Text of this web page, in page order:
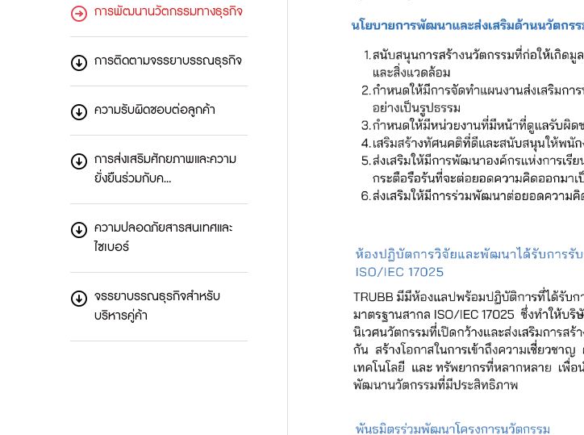
การพัฒนานวัตกรรมทางธุรกิจ
การติดตามจรรยาบรรณธุรกิจ
ความรับผิดชอบต่อลูกค้า
การส่งเสริมศักยภาพและความ
ยั่งยืนร่วมกับค…
ความปลอดภัยสารสนเทศและ
ไซเบอร์
จรรยาบรรณธุรกิจสำหรับ
บริหารคู่ค้า